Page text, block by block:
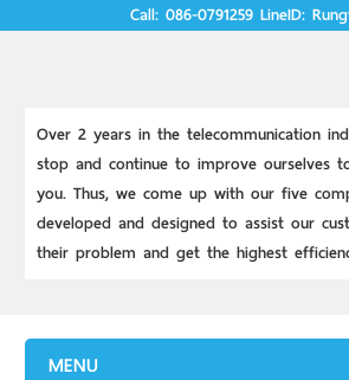
Call: 086-0791259 LineID:
Over 2 years in the telecommunication
stop and continue to improve ourselves
you. Thus, we come up with our five
developed and designed to assist our
their problem and get the highest